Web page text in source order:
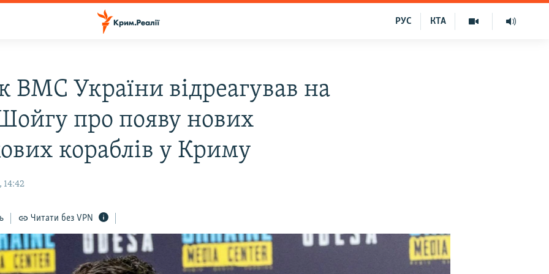
КТА
РУС
ВМС України відреагував на
про появу нових
кораблів у Криму
14:42
Читати без VPN